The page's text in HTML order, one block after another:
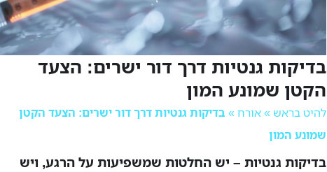
בדיקות גנטיות דרך דור ישרים: הצעד
הקטן שמונע המון
להיט בראש »אורח » בדיקות גנטיות דרך דור ישרים: הצעד הקטן
שמונע המון
בדיקות גנטיות – יש החלטות שמשפיעות על הרגע, ויש